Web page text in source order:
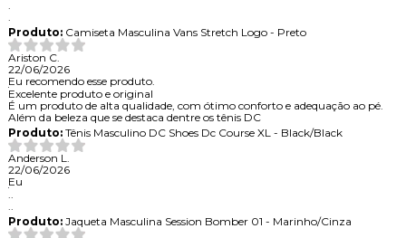
Produto:Camiseta Masculina Vans Stretch Logo - Preto
Ariston C.
22/06/2026
Eu recomendo esse produto.
Excelente produto e original
É um produto de alta qualidade, com ótimo conforto e adequação ao pé.
Além da beleza que se destaca dentre os tênis DC
Produto:Tênis Masculino DC Shoes Dc Course XL - Black/Black
Anderson L.
22/06/2026
Eu
Produto:Jaqueta Masculina Session Bomber 01 - Marinho/Cinza